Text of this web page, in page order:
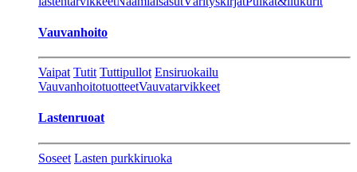
Vauvanhoito
Vaipat Tutit Tuttipullot Ensiruokailu
VauvanhoitotuotteetVauvatarvikkeet
Lastenruoat
Soseet Lasten purkkiruoka